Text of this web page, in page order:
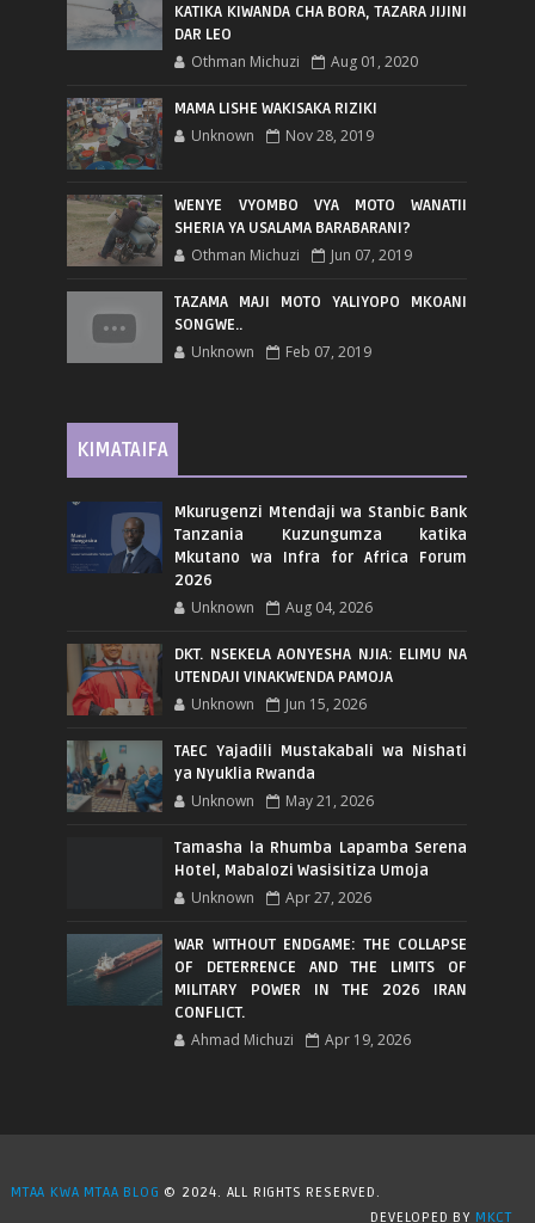
KATIKA KIWANDA CHA BORA, TAZARA JIJINI
DAR LEO
Othman Michuzi Aug 01, 2020
MAMA LISHE WAKISAKA RIZIKI
Unknown Nov 28, 2019
WENYE VYOMBO VYA MOTO WANATII
SHERIA YA USALAMA BARABARANI?
Othman Michuzi Jun 07, 2019
TAZAMA MAJI MOTO YALIYOPO MKOANI
SONGWE..
Unknown Feb 07, 2019
KIMATAIFA
Mkurugenzi Mtendaji wa Stanbic Bank
Tanzania Kuzungumza katika
Mkutano wa Infra for Africa Forum
2026
Unknown Aug 04, 2026
DKT. NSEKELA AONYESHA NJIA: ELIMU NA
UTENDAJI VINAKWENDA PAMOJA
Unknown Jun 15, 2026
TAEC Yajadili Mustakabali wa Nishati
ya Nyuklia Rwanda
Unknown May 21, 2026
Tamasha la Rhumba Lapamba Serena
Hotel, Mabalozi Wasisitiza Umoja
Unknown Apr 27, 2026
WAR WITHOUT ENDGAME: THE COLLAPSE
OF DETERRENCE AND THE LIMITS OF
MILITARY POWER IN THE 2026 IRAN
CONFLICT.
Ahmad Michuzi Apr 19, 2026
MTAA KWA MTAA BLOG © 2024. ALL RIGHTS RESERVED.
DEVELOPED BY MKCT